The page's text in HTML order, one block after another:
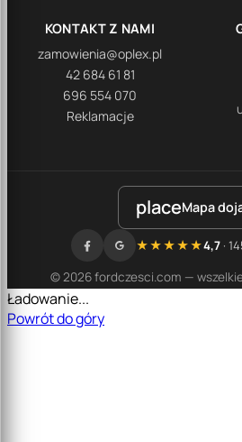
KONTAKT Z NAMI
zamowienia@oplex.pl
42 684 61 81
696 554 070
Reklamacje
placeMapa
© 2026 fordczesci.com —
★★★★★4,7·
Ładowanie...
Powrót do góry